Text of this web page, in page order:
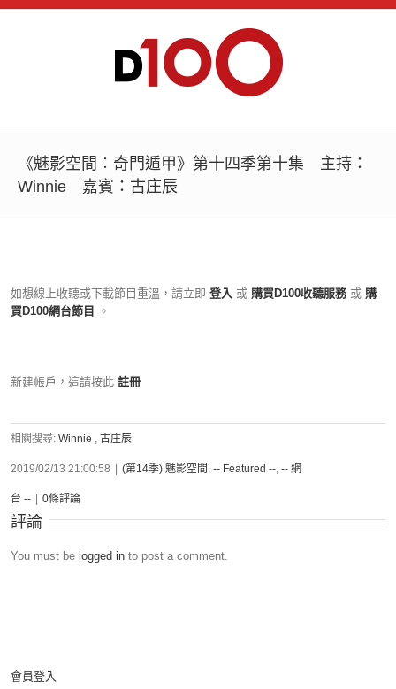
《魅影空間︰奇門遁甲》第十四季第十集 主持：
Winnie 嘉賓：古庄辰
如想線上收聽或下載節目重溫，請立即 登入 或 購買D100收聽服務 或 購
買D100網台節目
。
新建帳戶，這請按此 註冊
相關搜尋: Winnie , 古庄辰
2019/02/13 21:00:58 (第14季) 魅影空間 , -- Featured --, -- 網
台 -- 0條評論
評論
You must be logged in to post a comment.
會員登入